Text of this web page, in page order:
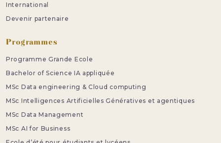
International
Devenir partenaire
Programmes
Programme Grande Ecole
Bachelor of Science IA appliquée
MSc Data engineering & Cloud computing
MSc Intelligences Artificielles Génératives et agentiques
MSc Data Management
MSc AI for Business